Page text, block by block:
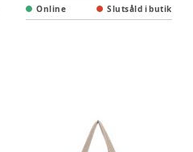
Online Slutsåld i butik